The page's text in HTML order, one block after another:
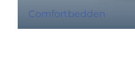
Comfortbedden